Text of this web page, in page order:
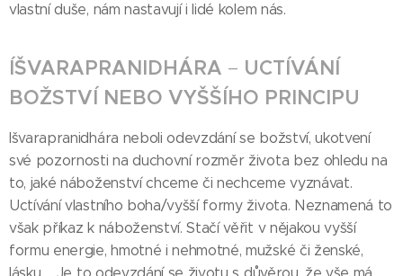
vlastní duše, nám nastavují i lidé kolem nás.
ÍŠVARAPRANIDHÁRA – UCTÍVÁNÍ
BOŽSTVÍ NEBO VYŠŠÍHO PRINCIPU
Išvarapranidhára neboli odevzdání se božství, ukotvení
své pozornosti na duchovní rozměr života bez ohledu na
to, jaké náboženství chceme či nechceme vyznávat.
Uctívání vlastního boha/vyšší formy života. Neznamená to
však příkaz k náboženství. Stačí věřit v nějakou vyšší
formu energie, hmotné i nehmotné, mužské či ženské,